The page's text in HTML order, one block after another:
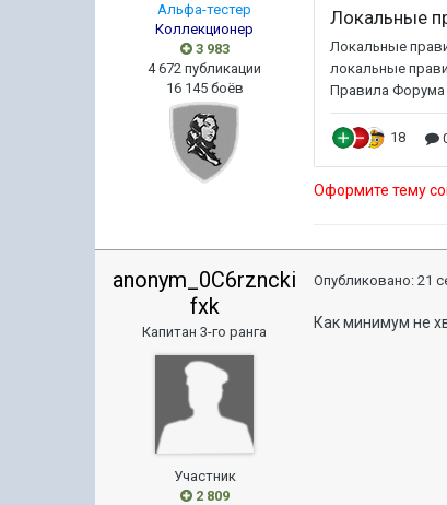
Альфа-тестер
Коллекционер
3 983
4 672 публикации
16 145 боёв
Оформите тему
anonym_0C6rzncki
fxk
Капитан 3-го ранга
Участник
2 809
Опубликовано:21
Как минимум не